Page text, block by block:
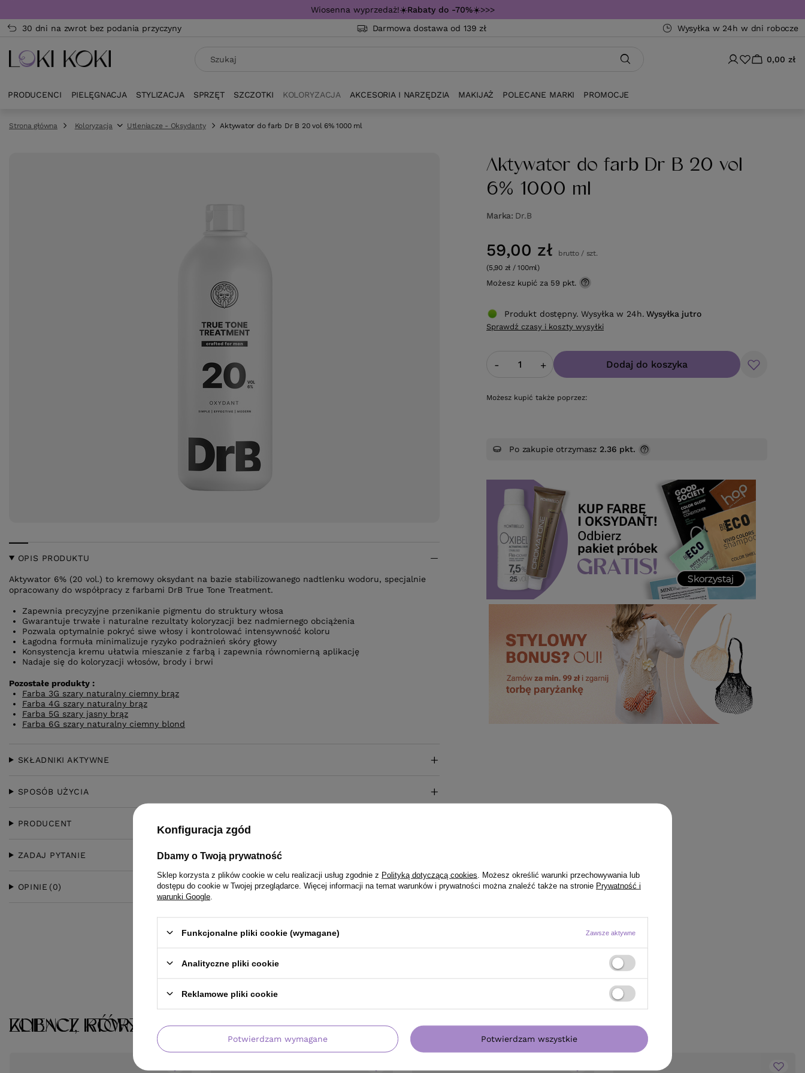
Wiosenna wyprzedaż!☀️Rabaty do -70%☀️>>>
30 dni na zwrot bez podania przyczyny
Darmowa dostawa od 139 zł Wysyłka w 24h w dni robocze
0,00 zł
PRODUCENCI PIELĘGNACJA STYLIZACJA SPRZĘT SZCZOTKI KOLORYZACJA AKCESORIA I NARZĘDZIA MAKIJAŻ POLECANE MARKI PROMOCJE
Strona główna Koloryzacja Utleniacze - Oksydanty Aktywator do farb Dr B 20 vol 6% 1000 ml
Aktywator do farb Dr B 20 vol
6% 1000 ml
Marka Dr.B
59,00 zł brutto/ szt.
(5,90 zł / 100ml)
Możesz kupić za 59 pkt.
- + Dodaj do koszyka
Możesz kupić także poprzez:
Produkt dostępny. Wysyłka w 24h. Wysyłka jutro
Sprawdź czasy i koszty wysyłki
Po zakupie otrzymasz 2.36 pkt.
OPIS PRODUKTU
Aktywator 6% (20 vol.) to kremowy oksydant na bazie stabilizowanego nadtlenku wodoru, specjalnie
opracowany do współpracy z farbami DrB True Tone Treatment.
Zapewnia precyzyjne przenikanie pigmentu do struktury włosa
Gwarantuje trwałe i naturalne rezultaty koloryzacji bez nadmiernego obciążenia
Pozwala optymalnie pokryć siwe włosy i kontrolować intensywność koloru
Łagodna formuła minimalizuje ryzyko podrażnień skóry głowy
Konsystencja kremu ułatwia mieszanie z farbą i zapewnia równomierną aplikację
Nadaje się do koloryzacji włosów, brody i brwi
Pozostałe produkty :
Farba 3G szary naturalny ciemny brąz
Farba 4G szary naturalny brąz
Farba 5G szary jasny brąz
Farba 6G szary naturalny ciemny blond
SKŁADNIKI AKTYWNE
SPOSÓB UŻYCIA
PRODUCENT
ZADAJ PYTANIE
OPINIE (0)
KLIENCI, KTÓRZY KUPILI TEN PRODUKT KUPILI TAKŻE
ZOBACZ RÓWNIEŻ
Konfiguracja zgód
Dbamy o Twoją prywatność
Sklep korzysta z plików cookie w celu realizacji usług zgodnie z Polityką dotyczącą cookies . Możesz określić warunki przechowywania lub
dostępu do cookie w Twojej przeglądarce. Więcej informacji na temat warunków i prywatności można znaleźć także na stronie Prywatność i
warunki Google
Funkcjonalne pliki cookie (wymagane) Zawsze aktywne
Analityczne pliki cookie
Reklamowe pliki cookie
Potwierdzam wymagane Potwierdzam wszystkie